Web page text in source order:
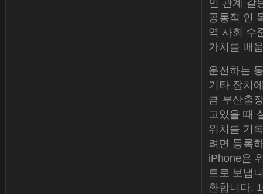
인 관계 갈
공통적 인
역 사회 수
가치를 배
운전하는
기타 장치
큼 부산출
고있을 때
위치를 기
려면 등록
iPhone은
트로 보냅
환합니다.